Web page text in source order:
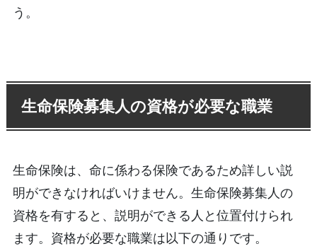
う。
生命保険募集人の資格が必要な職業
生命保険は、命に係わる保険であるため詳しい説
明ができなければいけません。生命保険募集人の
資格を有すると、説明ができる人と位置付けられ
ます。資格が必要な職業は以下の通りです。